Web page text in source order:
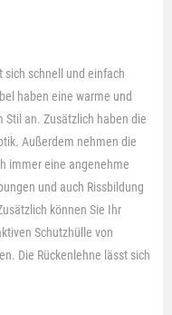
sich schnell und einfach
haben eine warme und
Stil an. Zusätzlich haben die
Außerdem nehmen die
immer eine angenehme
und auch Rissbildung
können Sie Ihr
Schutzhülle von
Die Rückenlehne lässt sich